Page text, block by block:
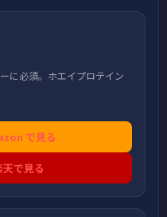
に必須。ホエイプロテイン
で見る
天で見る